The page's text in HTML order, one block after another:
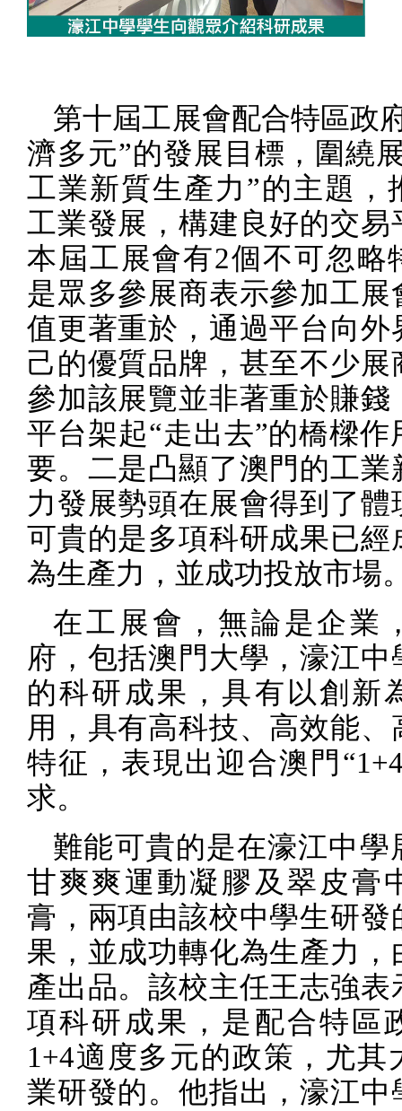
第十屆工展會配合特區政
濟多元”的發展目標，圍繞
工業新質生產力”的主題，
工業發展，構建良好的交易
本屆工展會有2個不可忽略
是眾多參展商表示參加工展
值更著重於，通過平台向外
己的優質品牌，甚至不少展
參加該展覽並非著重於賺錢
平台架起“走出去”的橋樑作
要。二是凸顯了澳門的工業
力發展勢頭在展會得到了體
可貴的是多項科研成果已經
為生產力，並成功投放市場
在工展會，無論是企業
府，包括澳門大學，濠江中
的科研成果，具有以創新
用，具有高科技、高效能、
特征，表現出迎合澳門“
求。
難能可貴的是在濠江中學
甘爽爽運動凝膠及翠皮膏
膏，兩項由該校中學生研發
果，並成功轉化為生產力，
產出品。該校主任王志強表
項科研成果，是配合特區
1+4適度多元的政策，尤其
業研發的。他指出，濠江中